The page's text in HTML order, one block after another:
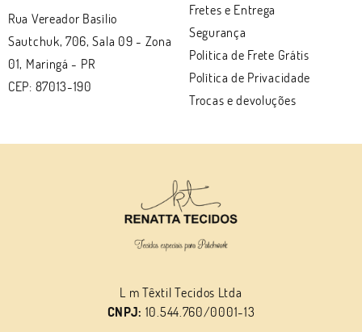
Rua Vereador Basílio
Sautchuk, 706, Sala 09 - Zona
01, Maringá - PR
CEP: 87013-190
Fretes e Entrega
Segurança
Politica de Frete Grátis
Política de Privacidade
Trocas e devoluções
L m Têxtil Tecidos Ltda
CNPJ: 10.544.760/0001-13